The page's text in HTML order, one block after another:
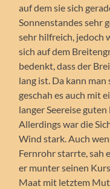
auf dem sie sich
Sonnenstandes sehr
sehr hilfreich, jedoch
sich auf dem
bedenkt, dass der
lang ist. Da kann man
geschah es auch mit
langer Seereise
Allerdings war die
Wind stark. Auch
Fernrohr starrte, sah
er munter seinen
Maat mit letztem